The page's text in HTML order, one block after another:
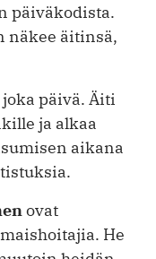
päiväkodista.
näkee äitinsä,
päivä. Äiti
ja alkaa
aikana
ovat
He